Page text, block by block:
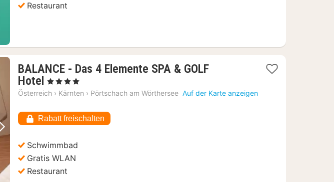
Restaurant
Bild
BALANCE - Das 4 Elemente SPA & GOLF
Hotel 1
Nacht
222,19
€
, 4 Sterne
Österreich › Kärnten › Pörtschach am Wörthersee Auf der Karte anzeigen
Rabatt freischalten
Schwimmbad
Gratis WLAN
Restaurant